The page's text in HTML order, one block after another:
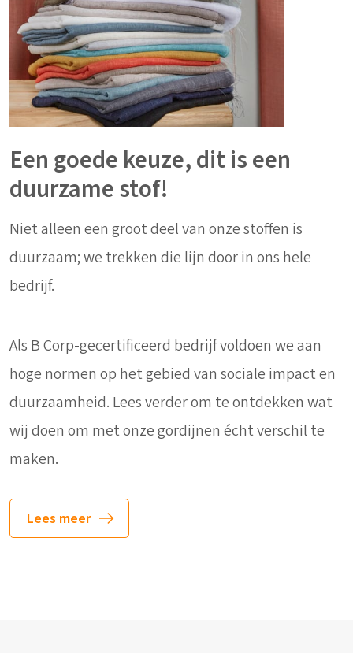
Een goede keuze, dit is een
duurzame stof!
Niet alleen een groot deel van onze stoffen is
duurzaam; we trekken die lijn door in ons hele
bedrijf.
Als B Corp-gecertificeerd bedrijf voldoen we aan
hoge normen op het gebied van sociale impact en
duurzaamheid. Lees verder om te ontdekken wat
wij doen om met onze gordijnen écht verschil te
maken.
Lees meer